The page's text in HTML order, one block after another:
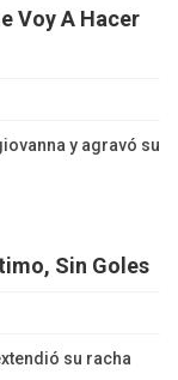
Voy A Hacer
y agravó su
Sin Goles
su racha